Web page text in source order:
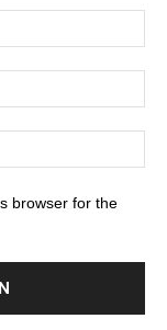
browser for the